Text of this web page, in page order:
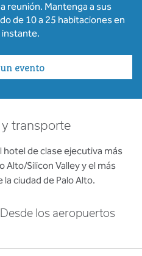
reunión. Mantenga a sus
de 10 a 25 habitaciones en
instante.
evento
transporte
hotel de clase ejecutiva más
Alto/Silicon Valley y el más
ciudad de Palo Alto.
Desde los aeropuertos